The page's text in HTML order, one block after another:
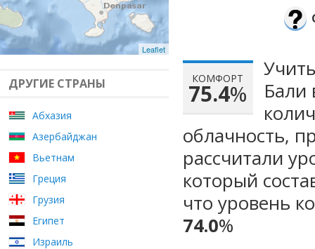
Leaflet
ДРУГИЕ СТРАНЫ
Абхазия
Азербайджан
Вьетнам
Греция
Грузия
Египет
Израиль
КОМФОРТ
75.4%
Бали
облачность,
рассчитали
который
что уровень
74.0%